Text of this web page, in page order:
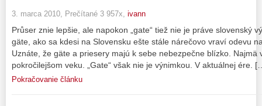
3. marca 2010, Prečítané 3 957x, ivann
Průser znie lepšie, ale napokon „gate“ tiež nie je práve slovenský
gäte, ako sa kdesi na Slovensku ešte stále nárečovo vraví odevu
Uznáte, že gäte a priesery majú k sebe nebezpečne blízko. Najmä
pokročilejšom veku. „Gate“ však nie je výnimkou. V aktuálnej ére.
Pokračovanie článku